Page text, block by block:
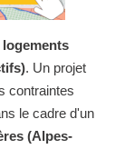
logements
. Un projet
contraintes
le cadre d'un
(Alpes-